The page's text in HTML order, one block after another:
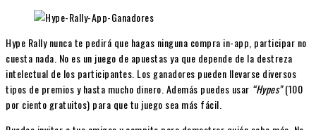
Hype Rally nunca te pedirá que hagas ninguna compra in-app, participar no
cuesta nada. No es un juego de apuestas ya que depende de la destreza
intelectual de los participantes. Los ganadores pueden llevarse diversos
tipos de premios y hasta mucho dinero. Además puedes usar “Hypes”(100
por ciento gratuitos) para que tu juego sea más fácil.